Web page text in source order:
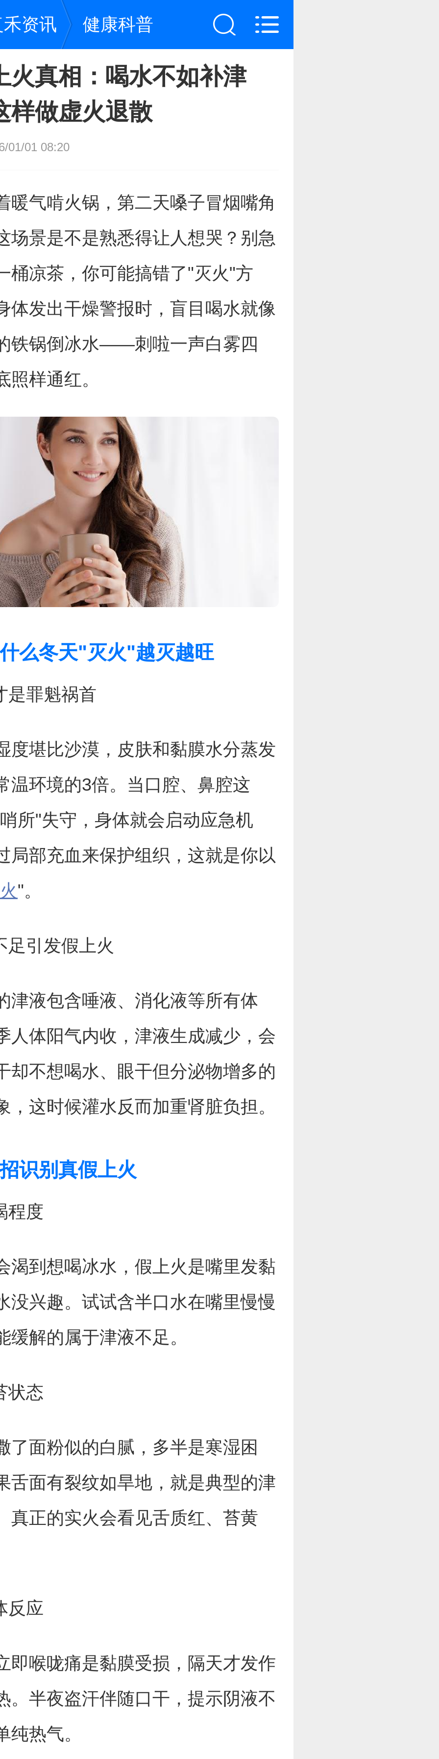
资讯 健康科普
火真相：喝水不如补津
样做虚火退散
01/01 08:20
暖气啃火锅，第二天嗓子冒烟嘴角
场景是不是熟悉得让人想哭？别急
桶凉茶，你可能搞错了"灭火"方
体发出干燥警报时，盲目喝水就像
铁锅倒冰水——刺啦一声白雾四
照样通红。
么冬天"灭火"越灭越旺
是罪魁祸首
度堪比沙漠，皮肤和黏膜水分蒸发
温环境的3倍。当口腔、鼻腔这
所"失守，身体就会启动应急机
局部充血来保护组织，这就是你以
"。
足引发假上火
津液包含唾液、消化液等所有体
人体阳气内收，津液生成减少，会
却不想喝水、眼干但分泌物增多的
，这时候灌水反而加重肾脏负担。
识别真假上火
程度
渴到想喝冰水，假上火是嘴里发黏
没兴趣。试试含半口水在嘴里慢慢
缓解的属于津液不足。
状态
了面粉似的白腻，多半是寒湿困
舌面有裂纹如旱地，就是典型的津
真正的实火会看见舌质红、苔黄
反应
即喉咙痛是黏膜受损，隔天才发作
。半夜盗汗伴随口干，提示阴液不
纯热气。